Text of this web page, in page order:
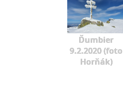
Ďumbier
9.2.2020 (foto
Horňák)